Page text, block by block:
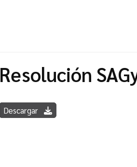
Resolución
Descargar